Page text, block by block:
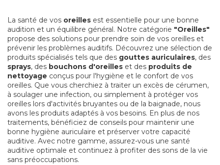
La santé de vos oreilles est essentielle pour une bonne
audition et un équilibre général. Notre catégorie "Oreilles"
propose des solutions pour prendre soin de vos oreilles et
prévenir les problèmes auditifs. Découvrez une sélection de
produits spécialisés tels que des gouttes auriculaires, des
sprays, des bouchons d'oreilles et des produits de
nettoyage conçus pour l'hygiène et le confort de vos
oreilles. Que vous cherchiez à traiter un excès de cérumen,
à soulager une infection, ou simplement à protéger vos
oreilles lors d'activités bruyantes ou de la baignade, nous
avons les produits adaptés à vos besoins. En plus de nos
traitements, bénéficiez de conseils pour maintenir une
bonne hygiène auriculaire et préserver votre capacité
auditive. Avec notre gamme, assurez-vous une santé
auditive optimale et continuez à profiter des sons de la vie
sans préoccupations.